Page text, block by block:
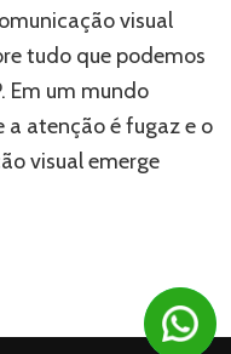
visual
tudo que podemos
Em um mundo
atenção é fugaz e o
visual emerge